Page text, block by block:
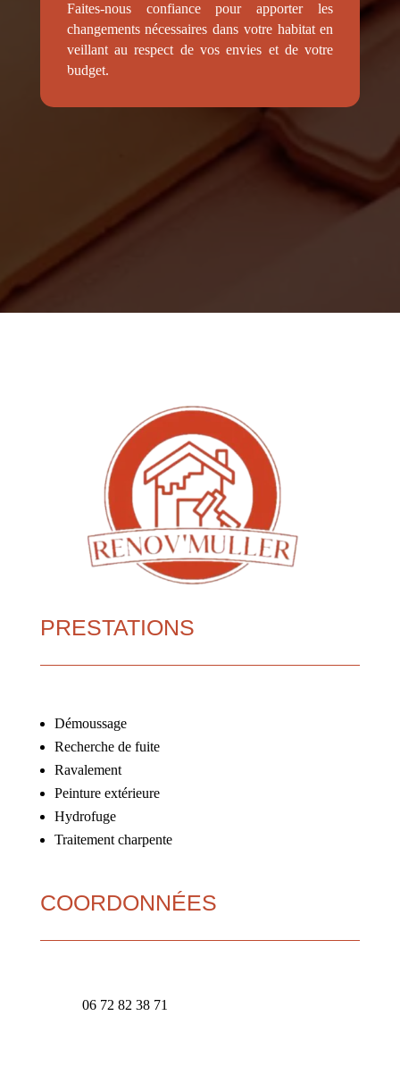
Faites-nous confiance pour apporter les
changements nécessaires dans votre habitat en
veillant au respect de vos envies et de votre
budget.
PRESTATIONS
Démoussage
Recherche de fuite
Ravalement
Peinture extérieure
Hydrofuge
Traitement charpente
COORDONNÉES
06 72 82 38 71
Politique de Confidentialité
Plan du Site